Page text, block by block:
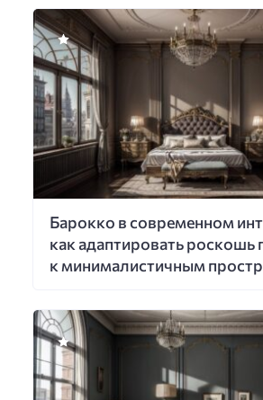
Барокко в современном
как адаптировать
к минималистичным